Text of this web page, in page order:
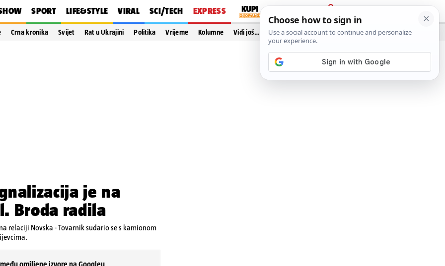
SPORT LIFE&STYLE VIRAL SCI/TECH EXPRESS
PRIJAVA
Crna kronika Svijet Rat u Ukrajini Politika Vrijeme Kolumne Vidi još…
je na
Broda radila
relaciji Novska - Tovarnik sudario se s kamionom
omiljene izvore na Googleu